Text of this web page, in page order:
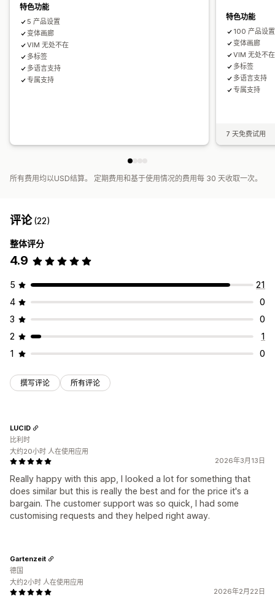
特色功能
5 产品设置
变体画廊
VIM 无处不在
多标签
多语言支持
专属支持
特色功能
100 产品设置
变体画廊
VIM 无处不在
多标签
多语言支持
专属支持
7 天免费试用
所有费用均以USD结算。 定期费用和基于使用情况的费用每 30 天收取一次。
评论(22)
整体评分
4.9
5
21
4
0
3
0
2
1
1
0
撰写评论 所有评论
2026年3月13日
Really happy with this app, I looked a lot for something that
does similar but this is really the best and for the price it's a
bargain. The customer support was so quick, I had some
customising requests and they helped right away.
LUCID
比利时
大约20小时 人在使用应用
2026年2月22日
Gartenzeit
德国
大约2小时 人在使用应用